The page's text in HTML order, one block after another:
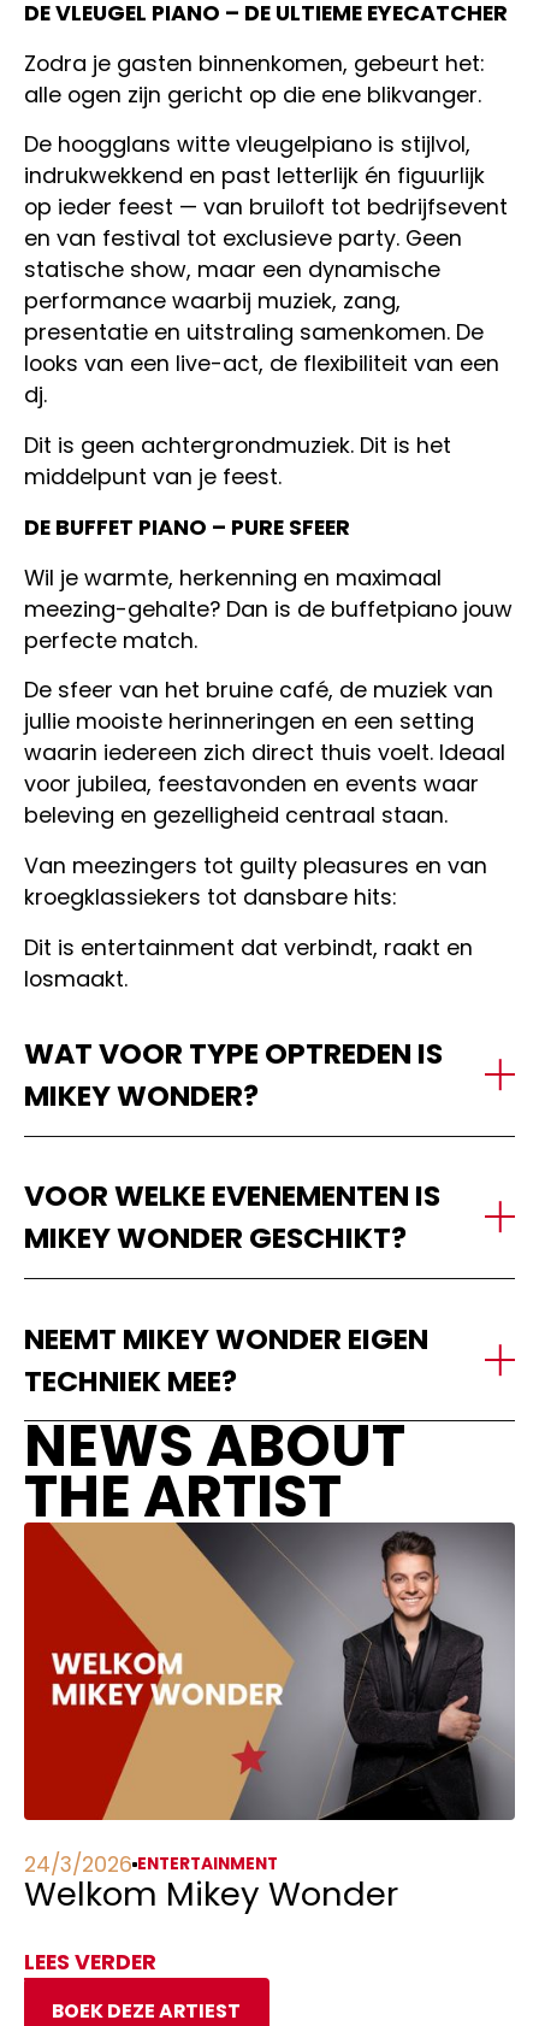
DE VLEUGEL PIANO – DE ULTIEME EYECATCHER
Zodra je gasten binnenkomen, gebeurt het:
alle ogen zijn gericht op die ene blikvanger.
De hoogglans witte vleugelpiano is stijlvol,
indrukwekkend en past letterlijk én figuurlijk
op ieder feest — van bruiloft tot bedrijfsevent
en van festival tot exclusieve party. Geen
statische show, maar een dynamische
performance waarbij muziek, zang,
presentatie en uitstraling samenkomen. De
looks van een live-act, de flexibiliteit van een
dj.
Dit is geen achtergrondmuziek. Dit is het
middelpunt van je feest.
DE BUFFET PIANO – PURE SFEER
Wil je warmte, herkenning en maximaal
meezing-gehalte? Dan is de buffetpiano jouw
perfecte match.
De sfeer van het bruine café, de muziek van
jullie mooiste herinneringen en een setting
waarin iedereen zich direct thuis voelt. Ideaal
voor jubilea, feestavonden en events waar
beleving en gezelligheid centraal staan.
Van meezingers tot guilty pleasures en van
kroegklassiekers tot dansbare hits:
Dit is entertainment dat verbindt, raakt en
losmaakt.
WAT VOOR TYPE OPTREDEN IS
MIKEY WONDER?
VOOR WELKE EVENEMENTEN IS
MIKEY WONDER GESCHIKT?
NEEMT MIKEY WONDER EIGEN
TECHNIEK MEE?
NEWS ABOUT
THE ARTIST
Welkom Mikey Wonder
24/3/2026 ENTERTAINMENT
LEES VERDER
BOEK DEZE ARTIEST